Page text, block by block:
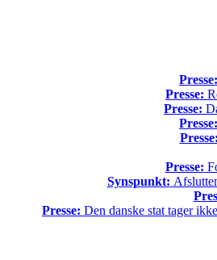
Presse:
Presse:
Presse:
Presse:
Presse:
Presse:
Synspunkt:
Presse: Den danske stat tager